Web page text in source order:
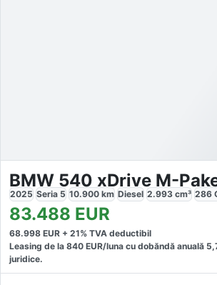
BMW 540 xDrive M-
2025 Seria 5 10.900 km Diesel 2.993 cm³ 286
83.488 EUR
68.998 EUR + 21% TVA deductibil
Leasing de la 840 EUR/luna cu dobăndă anuală
juridice.